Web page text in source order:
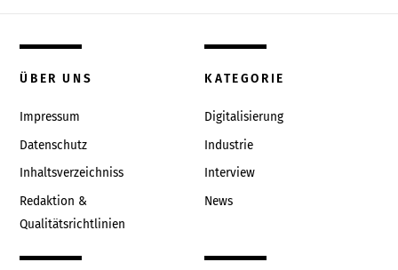
ÜBER UNS
Impressum
Datenschutz
Inhaltsverzeichniss
Redaktion &
Qualitätsrichtlinien
KATEGORIE
Digitalisierung
Industrie
Interview
News